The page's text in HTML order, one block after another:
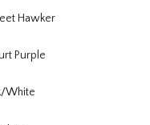
Hawker
Purple
White